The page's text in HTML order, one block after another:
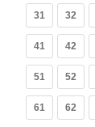
31 32
41 42
51 52
61 62